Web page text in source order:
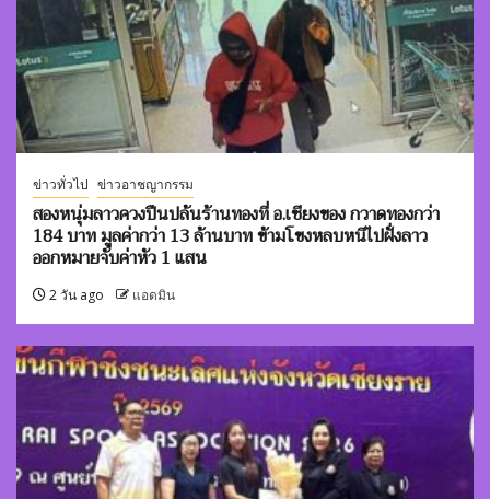
ข่าวทั่วไป ข่าวอาชญากรรม
สองหนุ่มลาวควงปืนปล้นร้านทองที่ อ.เชียงของ กวาดทองกว่า
184 บาท มูลค่ากว่า 13 ล้านบาท ข้ามโขงหลบหนีไปฝั่งลาว
ออกหมายจับค่าหัว 1 แสน
2 วัน ago แอดมิน